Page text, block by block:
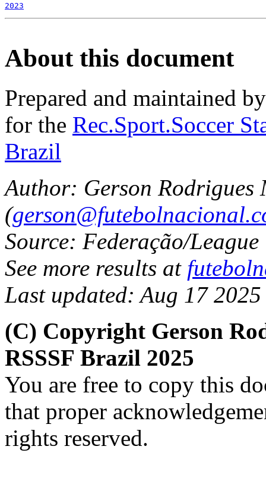
2023
About this document
Prepared and maintained
for the Rec.Sport.Soccer
Brazil
Author: Gerson Rodrigues
(
Source: Federação/League
See more results at
Last updated: Aug 17 2025
(C) Copyright Gerson
RSSSF Brazil 2025
You are free to copy this
that proper
rights reserved.